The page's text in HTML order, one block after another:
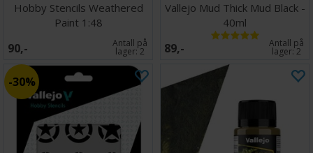
Hobby Stencils Weathered
Paint 1:48
90,- Antall på
lager:2
Vallejo Mud Thick Mud Black -
40ml
89,- Antall på
lager:2
30%